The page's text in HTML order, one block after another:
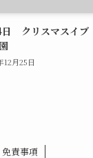
日 クリスマスイ
12月25日
免責事項